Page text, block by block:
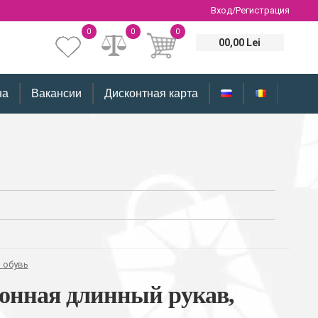
Вход/Регистрация
0
00,00 Lei
0
0
Вакансии Дисконтная карта
длинный рукав,